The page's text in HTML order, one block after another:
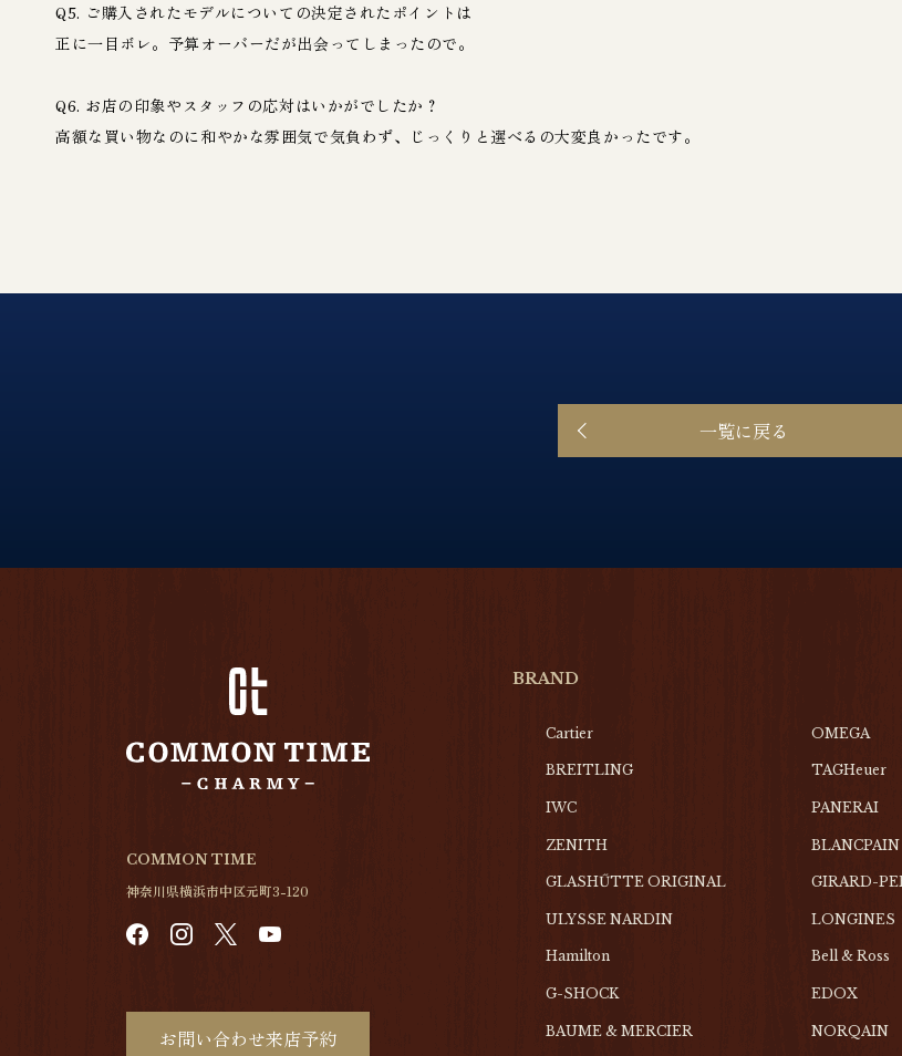
Q5. ご購入されたモデルについての決定されたポイントは
正に一目ボレ。予算オーバーだが出会ってしまったので。
Q6. お店の印象やスタッフの応対はいかがでしたか？
高額な買い物なのに和やかな雰囲気で気負わず、じっくりと選べるの大変良かったです。
一覧に戻る
BRAND
Cartier OMEGA
BREITLING TAGHeuer
IWC PANERAI
ZENITH BLANCPAIN
GLASHŰTTE ORIGINAL GIRARD-
ULYSSE NARDIN LONGINES
Hamilton Bell & Ross
G-SHOCK EDOX
BAUME & MERCIER NORQAIN
COMMON TIME
神奈川県横浜市中区元町3-120
お問い合わせ来店予約